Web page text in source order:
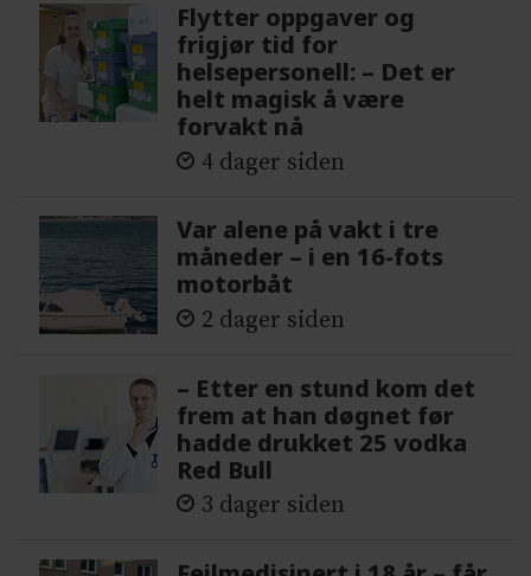
Flytter oppgaver og
frigjør tid for
helsepersonell: – Det er
helt magisk å være
forvakt nå
4 dager siden
Var alene på vakt i tre
måneder – i en 16-fots
motorbåt
2 dager siden
– Etter en stund kom det
frem at han døgnet før
hadde drukket 25 vodka
Red Bull
3 dager siden